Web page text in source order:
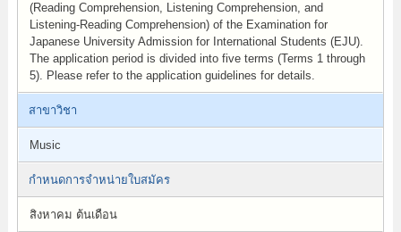
(Reading Comprehension, Listening Comprehension, and
Listening-Reading Comprehension) of the Examination for
Japanese University Admission for International Students (EJU).
The application period is divided into five terms (Terms 1 through
5). Please refer to the application guidelines for details.
สาขาวิชา
Music
กำหนดการจำหน่ายใบสมัคร
สิงหาคม ต้นเดือน